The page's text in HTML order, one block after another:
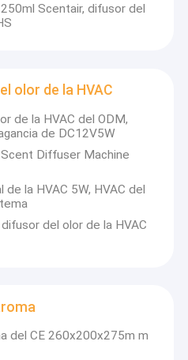
Scentair, difusor del
olor de la HVAC
de la HVAC del ODM,
de DC12V5W
Diffuser Machine
la HVAC 5W, HVAC del
del olor de la HVAC
del CE 260x200x275m m